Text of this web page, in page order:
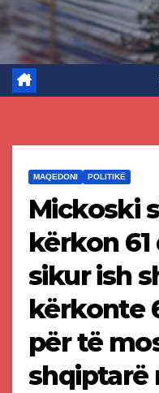
MAQEDONI POLITIKË
Mickoski
kërkon
sikur ish
kërkonte
për të
shqiptarë